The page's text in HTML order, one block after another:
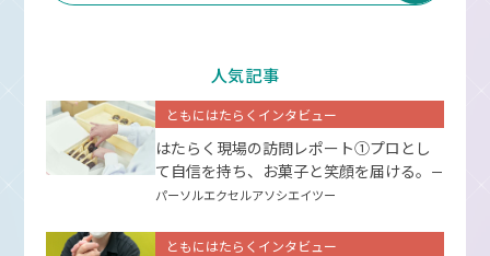
人気記事
ともにはたらくインタビュー
はたらく現場の訪問レポート①プロとし
て⾃信を持ち、お菓⼦と笑顔を届ける。
ー
パーソルエクセルアソシエイツー
ともにはたらくインタビュー